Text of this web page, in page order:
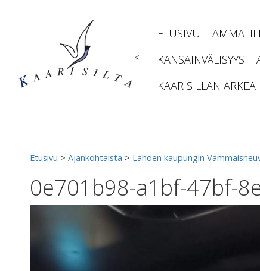
<
ETUSIVU
KANSAINVÄLISYYS
KAARISILLAN ARKEA
Etusivu > Ajankohtaista > Lahden kaupungin
0e701b98-a1bf-47bf-